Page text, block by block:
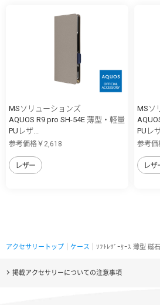
MSソリューションズ
AQUOS R9 pro SH-54E 薄型・軽量
PUレザ...
参考価格￥2,618
レザー
MSソ
PUレザ
参考価
レザ
アクセサリートップ ケース ｜ｿﾌﾄﾚｻﾞｰｹｰｽ 薄型 磁
掲載アクセサリーについての注意事項